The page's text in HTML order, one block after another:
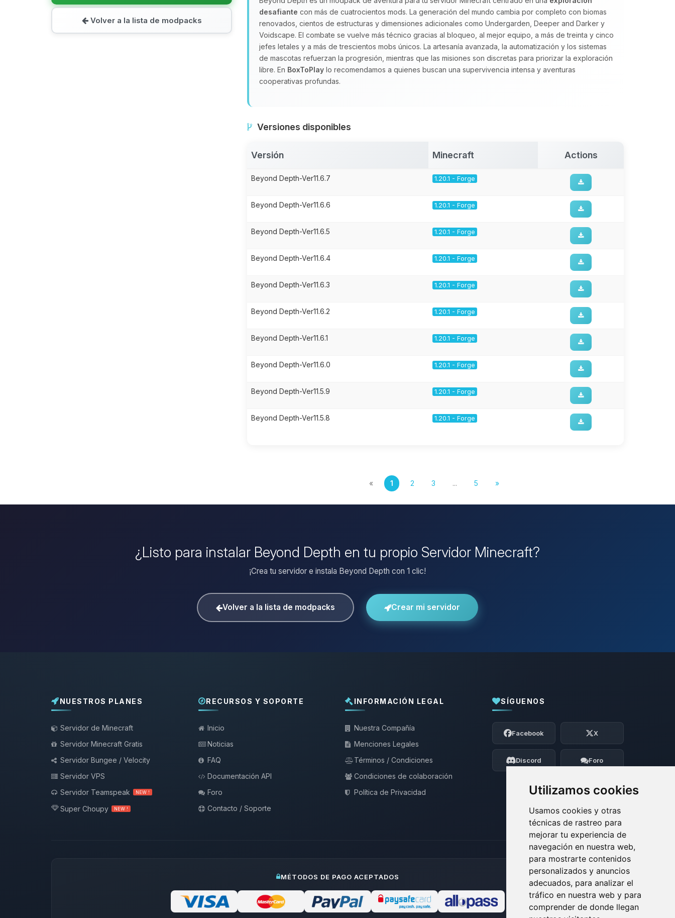
Utilizamos cookies
Usamos cookies y otras
técnicas de rastreo para
mejorar tu experiencia de
navegación en nuestra web,
para mostrarte contenidos
personalizados y anuncios
adecuados, para analizar el
tráfico en nuestra web y para
comprender de donde llegan
Volver a la lista de modpacks
desafiante con más de cuatrocientos mods. La generación del mundo cambia por completo con biomas
renovados, cientos de estructuras y dimensiones adicionales como Undergarden, Deeper and Darker y
Voidscape. El combate se vuelve más técnico gracias al bloqueo, al mejor equipo, a más de treinta y cinco
jefes letales y a más de trescientos mobs únicos. La artesanía avanzada, la automatización y los sistemas
de mascotas refuerzan la progresión, mientras que las misiones son discretas para priorizar la exploración
libre. En BoxToPlay lo recomendamos a quienes buscan una supervivencia intensa y aventuras
cooperativas profundas.
Versiones disponibles
Versión Minecraft Actions
Beyond Depth-Ver11.6.7 1.20.1 - Forge
Beyond Depth-Ver11.6.6 1.20.1 - Forge
Beyond Depth-Ver11.6.5 1.20.1 - Forge
Beyond Depth-Ver11.6.4 1.20.1 - Forge
Beyond Depth-Ver11.6.3 1.20.1 - Forge
Beyond Depth-Ver11.6.2 1.20.1 - Forge
Beyond Depth-Ver11.6.1 1.20.1 - Forge
Beyond Depth-Ver11.6.0 1.20.1 - Forge
Beyond Depth-Ver11.5.9 1.20.1 - Forge
Beyond Depth-Ver11.5.8 1.20.1 - Forge
« 1 2 3 ... 5 »
¿Listo para instalar Beyond Depth en tu propio Servidor Minecraft?
¡Crea tu servidor e instala Beyond Depth con 1 clic!
Volver a la lista de modpacks Crear mi servidor
NUESTROS PLANES
Servidor de Minecraft
Servidor Minecraft Gratis
Servidor Bungee / Velocity
Servidor VPS
Servidor Teamspeak
NEW !
Super Choupy NEW !
RECURSOS Y SOPORTE
Inicio
Noticias
FAQ
Documentación API
Foro
Contacto / Soporte
INFORMACIÓN LEGAL
Nuestra Compañía
Menciones Legales
Términos / Condiciones
Condiciones de colaboración
Política de Privacidad
SÍGUENOS
Facebook X
Discord Foro
MÉTODOS DE PAGO ACEPTADOS
Yupi, por fin alguien con quien hablar!
Soy Choupy, tu pequeno asistente de
BoxToPlay. Cuentame que necesitas y
moveré mis pequenos circuitos para
ayudarte.
08/08/2026 04:28